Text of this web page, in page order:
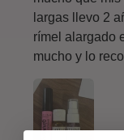
largas llevo 2
rímel alargado
mucho y lo